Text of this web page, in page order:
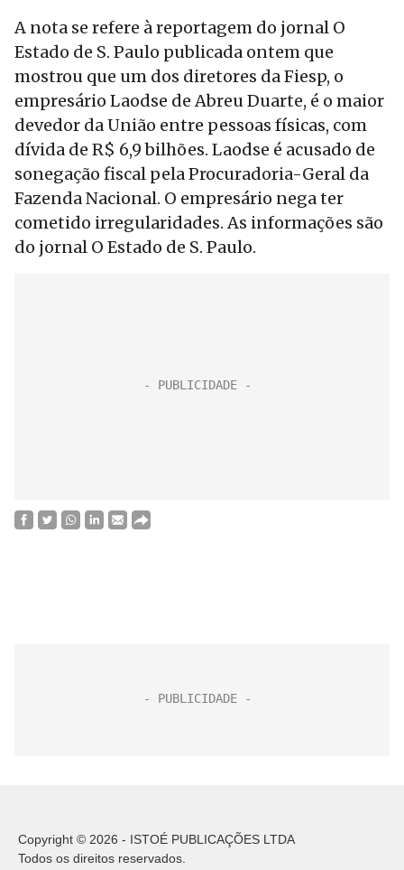
A nota se refere à reportagem do jornal O
Estado de S. Paulo publicada ontem que
mostrou que um dos diretores da Fiesp, o
empresário Laodse de Abreu Duarte, é o maior
devedor da União entre pessoas físicas, com
dívida de R$ 6,9 bilhões. Laodse é acusado de
sonegação fiscal pela Procuradoria-Geral da
Fazenda Nacional. O empresário nega ter
cometido irregularidades. As informações são
do jornal O Estado de S. Paulo.
Copyright © 2026 - ISTOÉ PUBLICAÇÕES LTDA
Todos os direitos reservados.